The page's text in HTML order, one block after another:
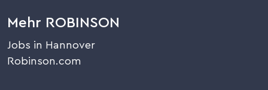
Mehr ROBINSON
Jobs in Hannover
Robinson.com